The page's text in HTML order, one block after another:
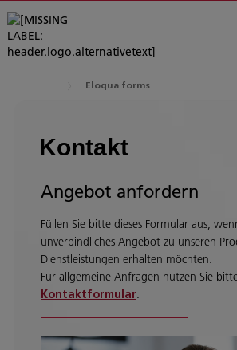
Eloqua forms
Kontakt
Angebot anfordern
Füllen Sie bitte dieses Formular aus,
unverbindliches Angebot zu unseren
Dienstleistungen erhalten möchten.
Für allgemeine Anfragen nutzen Sie
Kontaktformular.